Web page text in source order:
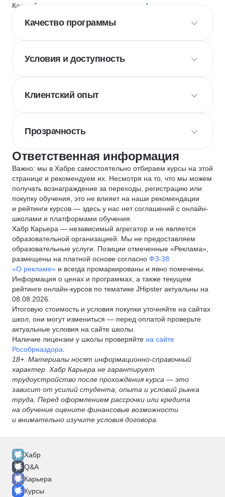
Каждый курс и школу мы оцениваем по
4 критериям
Качество программы
Условия и доступность
Клиентский опыт
Прозрачность
Ответственная информация
Важно: мы в Хабре самостоятельно отбираем курсы на этой
странице и рекомендуем их. Несмотря на то, что мы можем
получать вознаграждение за переходы, регистрацию или
покупку обучения, это не влияет на наши рекомендации
и рейтинги курсов — здесь у нас нет соглашений с онлайн-
школами и платформами обучения.
Хабр Карьера — независимый агрегатор и не является
образовательной организацией. Мы не предоставляем
образовательные услуги. Позиции отмеченные «Реклама»,
размещены на платной основе согласно ФЗ-38
«О рекламе» и всегда промаркированы и явно помечены.
Информация о ценах и программах, а также текущем
рейтинге онлайн-курсов по тематике JHipster актуальны на
08.08.2026.
Итоговую стоимость и условия покупки уточняйте на сайтах
школ, они могут измениться — перед оплатой проверьте
актуальные условия на сайте школы.
Наличие лицензии у школы проверяйте на сайте
Рособрназдора
18+. Материалы носят информационно-справочный
характер. Хабр Карьера не гарантирует
трудоустройство после прохождения курса — это
зависит от усилий студента, опыта и условий рынка
труда. Перед оформлением рассрочки или кредита
на обучение оцените финансовые возможности
и внимательно изучите условия договора.
Хабр
Q&A
Карьера
Курсы